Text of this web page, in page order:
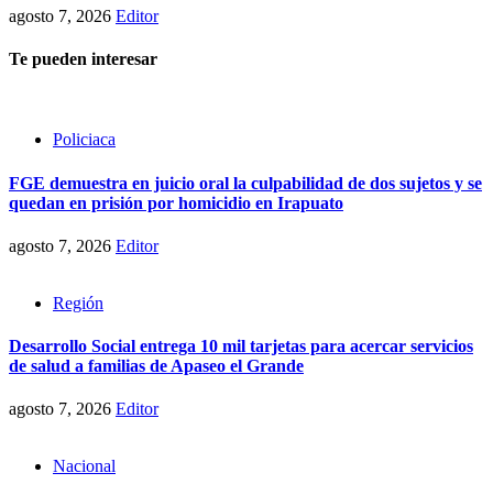
agosto 7, 2026 Editor
Te pueden interesar
Policiaca
FGE demuestra en juicio oral la culpabilidad de dos sujetos y se
quedan en prisión por homicidio en Irapuato
agosto 7, 2026 Editor
Región
Desarrollo Social entrega 10 mil tarjetas para acercar servicios
de salud a familias de Apaseo el Grande
agosto 7, 2026 Editor
Nacional